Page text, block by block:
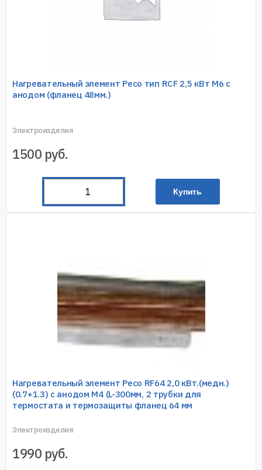
Нагревательный элемент Ресо тип RCF 2,5 кВт M6 с
анодом (фланец 48мм.)
Электроизделия
1500 руб.
Купить
Нагревательный элемент Ресо RF64 2,0 кВт.(медн.)
(0.7+1.3) с анодом M4 (L-300мм, 2 трубки для
термостата и термозащиты фланец 64 мм
Электроизделия
1990 руб.